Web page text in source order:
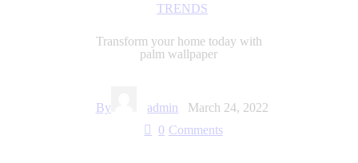
TRENDS
Transform your home today with
palm wallpaper
By admin
March 24, 2022
0 Comments